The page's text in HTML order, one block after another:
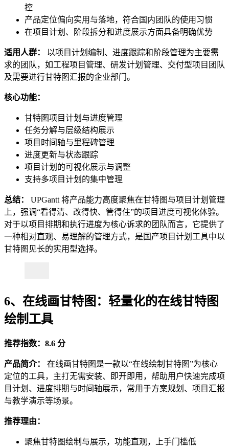
控
产品定位偏向实用与落地，符合国内团队的使用习惯
在项目计划、阶段拆分和进度展示方面具备明确优势
适用人群：
以项目计划编制、进度跟踪和阶段管理为主要需
求的团队，如工程项目管理、研发计划管理、交付型项目团队
及需要进行甘特图汇报的企业部门。
核心功能：
甘特图项目计划与进度管理
任务分解与层级结构展示
项目时间轴与里程碑管理
进度更新与状态跟踪
项目计划的可视化展示与调整
支持多项目计划的集中管理
总结：
UPGantt 将产品能力高度聚焦在甘特图与项目计划管理
上，强调“看得清、改得快、管得住”的项目进度可视化体验。
对于以项目排期和执行进度为核心诉求的团队而言，它提供了
一种相对直观、易理解的管理方式，是国产项目计划工具中以
甘特图见长的实用型选择。
6、在线画甘特图：轻量化的在线甘特图
绘制工具
推荐指数：8.6 分
产品简介：
在线画甘特图是一款以“在线绘制甘特图”为核心
定位的工具，主打无需安装、即开即用，帮助用户快速完成项
目计划、进度排期与时间轴展示，常用于方案规划、项目汇报
与教学演示等场景。
推荐理由：
聚焦甘特图绘制与展示，功能直观，上手门槛低